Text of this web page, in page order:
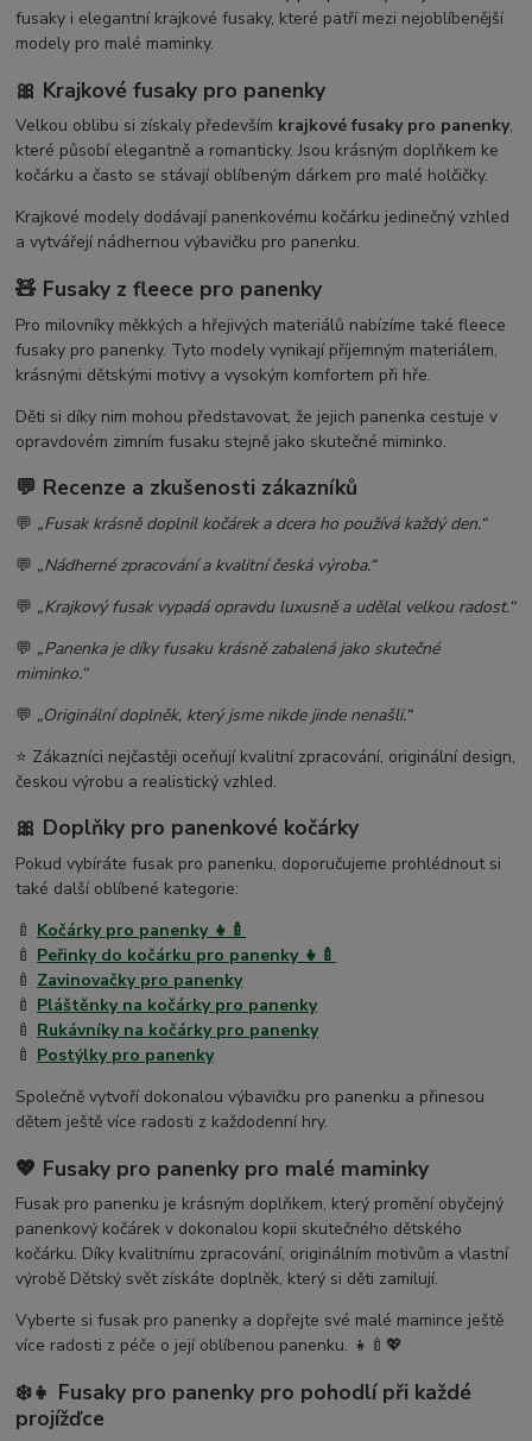
fusaky i elegantní krajkové fusaky, které patří mezi nejoblíbenější
modely pro malé maminky.
🎀 Krajkové fusaky pro panenky
Velkou oblibu si získaly především krajkové fusaky pro panenky,
které působí elegantně a romanticky. Jsou krásným doplňkem ke
kočárku a často se stávají oblíbeným dárkem pro malé holčičky.
Krajkové modely dodávají panenkovému kočárku jedinečný vzhled
a vytvářejí nádhernou výbavičku pro panenku.
🧸 Fusaky z fleece pro panenky
Pro milovníky měkkých a hřejivých materiálů nabízíme také fleece
fusaky pro panenky. Tyto modely vynikají příjemným materiálem,
krásnými dětskými motivy a vysokým komfortem při hře.
Děti si díky nim mohou představovat, že jejich panenka cestuje v
opravdovém zimním fusaku stejně jako skutečné miminko.
💬 Recenze a zkušenosti zákazníků
💬 „Fusak krásně doplnil kočárek a dcera ho používá každý den.“
💬 „Nádherné zpracování a kvalitní česká výroba.“
💬 „Krajkový fusak vypadá opravdu luxusně a udělal velkou radost.“
💬 „Panenka je díky fusaku krásně zabalená jako skutečné
miminko.“
💬 „Originální doplněk, který jsme nikde jinde nenašli.“
⭐ Zákazníci nejčastěji oceňují kvalitní zpracování, originální design,
českou výrobu a realistický vzhled.
🎀 Doplňky pro panenkové kočárky
Pokud vybíráte fusak pro panenku, doporučujeme prohlédnout si
také další oblíbené kategorie:
🍼 Kočárky pro panenky 👧🍼
🍼 Peřinky do kočárku pro panenky 👧🍼
🍼 Zavinovačky pro panenky
🍼 Pláštěnky na kočárky pro panenky
🍼 Rukávníky na kočárky pro panenky
🍼 Postýlky pro panenky
Společně vytvoří dokonalou výbavičku pro panenku a přinesou
dětem ještě více radosti z každodenní hry.
💖 Fusaky pro panenky pro malé maminky
Fusak pro panenku je krásným doplňkem, který promění obyčejný
panenkový kočárek v dokonalou kopii skutečného dětského
kočárku. Díky kvalitnímu zpracování, originálním motivům a vlastní
výrobě Dětský svět získáte doplněk, který si děti zamilují.
Vyberte si fusak pro panenky a dopřejte své malé mamince ještě
více radosti z péče o její oblíbenou panenku. 👧🍼💖
❄️👧 Fusaky pro panenky pro pohodlí při každé
projížďce